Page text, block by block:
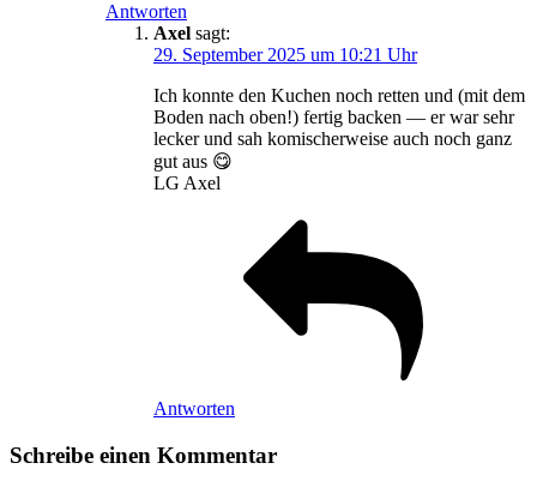
Antworten
Axel sagt:
29. September 2025 um 10:21 Uhr
Ich konnte den Kuchen noch retten und (mit dem
Boden nach oben!) fertig backen — er war sehr
lecker und sah komischerweise auch noch ganz
gut aus 😋
LG Axel
Antworten
Schreibe einen Kommentar